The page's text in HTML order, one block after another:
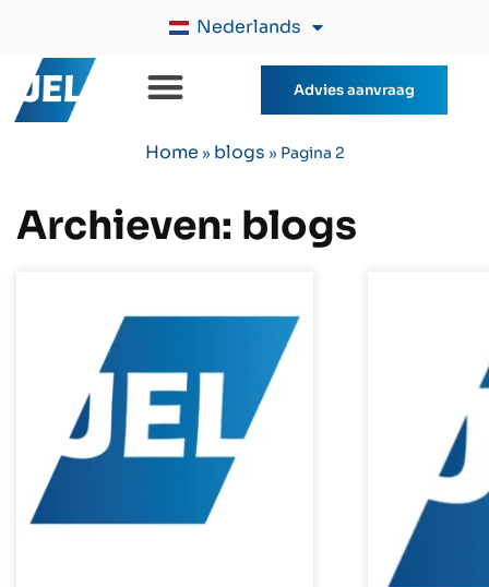
Nederlands
Advies aanvraag
Home » blogs » Pagina 2
Archieven: blogs